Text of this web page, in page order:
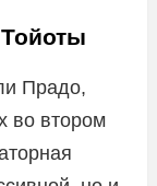
Прадо,
во втором